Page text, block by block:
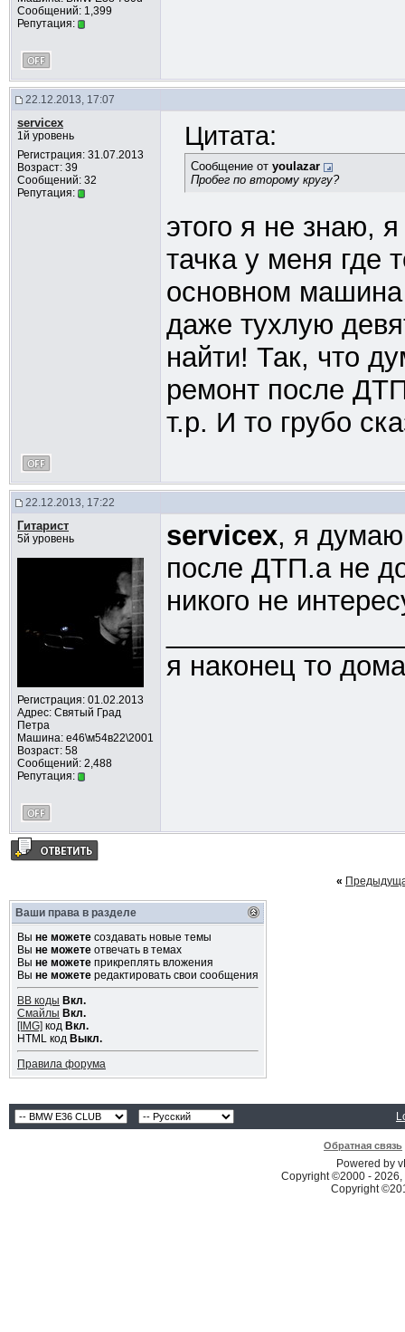
Сообщений: 1,399
Репутация:
22.12.2013, 17:07
servicex
1й уровень
Регистрация: 31.07.2013
Возраст: 39
Сообщений: 32
Репутация:
Цитата:
Сообщение от youlazar
Пробег по второму кругу?
этого я не знаю,
тачка у меня где
основном
даже тухлую
найти! Так, что
ремонт после
т.р. И то грубо
22.12.2013, 17:22
Гитарист
5й уровень
Регистрация: 01.02.2013
Адрес: Cвятый Град
Петра
Машина: е46\м54в22\2001
Возраст: 58
Сообщений: 2,488
Репутация:
servicex, я думаю
после ДТП.а не
никого не
я наконец то дома
«
Ваши права в разделе
Вы не можетесоздавать новые темы
Вы не можетеотвечать в темах
Вы не можетеприкреплять вложения
Вы не можетередактировать свои сообщения
BB коды Вкл.
Смайлы Вкл.
[IMG] код Вкл.
HTML код Выкл.
Правила форума
Обратная связь
Powered by
Copyright ©2000 -
Copyright